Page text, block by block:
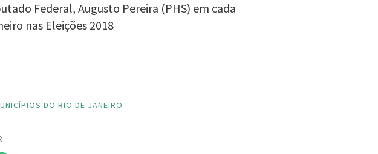
Federal, Augusto Pereira (PHS) em cada
nas Eleições 2018
DO RIO DE JANEIRO